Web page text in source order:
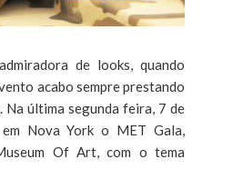
de looks, quando
acabo sempre prestando
Na última segunda feira, 7 de
em Nova York o MET Gala,
Of Art, com o tema